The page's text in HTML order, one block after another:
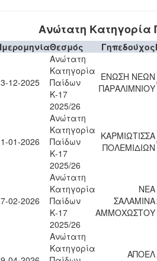
Ανώτατη Κατηγορία
Θεσμός Γηπεδούχος
12-2025
Ανώτατη
Κατηγορία
Παίδων
Κ-17
2025/26
ΕΝΩΣΗ ΝΕΩΝ
ΠΑΡΑΛΙΜΝΙΟΥ
01-2026
Ανώτατη
Κατηγορία
Παίδων
Κ-17
2025/26
ΚΑΡΜΙΩΤΙΣΣΑ
ΠΟΛΕΜΙΔΙΩΝ
02-2026
Ανώτατη
Κατηγορία
Παίδων
Κ-17
2025/26
ΝΕΑ
ΣΑΛΑΜΙΝΑ
ΑΜΜΟΧΩΣΤΟΥ
Ανώτατη
Κατηγορία
ΑΠΟΕΛ